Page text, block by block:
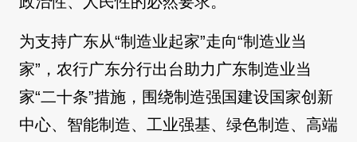
为支持广东从“制造业起家”走向“制造业当
家”，农行广东分行出台助力广东制造业当
家“二十条”措施，围绕制造强国建设国家创新
中心、智能制造、工业强基、绿色制造、高端